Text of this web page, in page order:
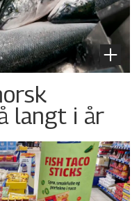
langt i år